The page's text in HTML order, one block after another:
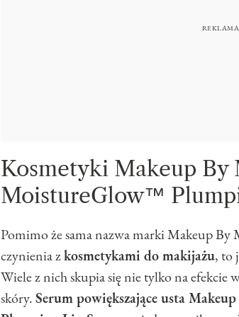
Kosmetyki Makeup By
MoistureGlow™
Pomimo że sama nazwa marki Makeup By
czynienia zkosmetykami do makijażu, to
Wiele z nich skupia się nie tylko na
skóry.Serum powiększające usta